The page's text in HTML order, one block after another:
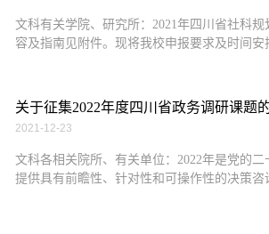
文科有关学院、研究所：2021年四川省社科
容及指南见附件。现将我校申报要求及时间
关于征集2022年度四川省政务调研课题
2021-12-23
文科各相关院所、有关单位：2022年是党的
提供具有前瞻性、针对性和可操作性的决策